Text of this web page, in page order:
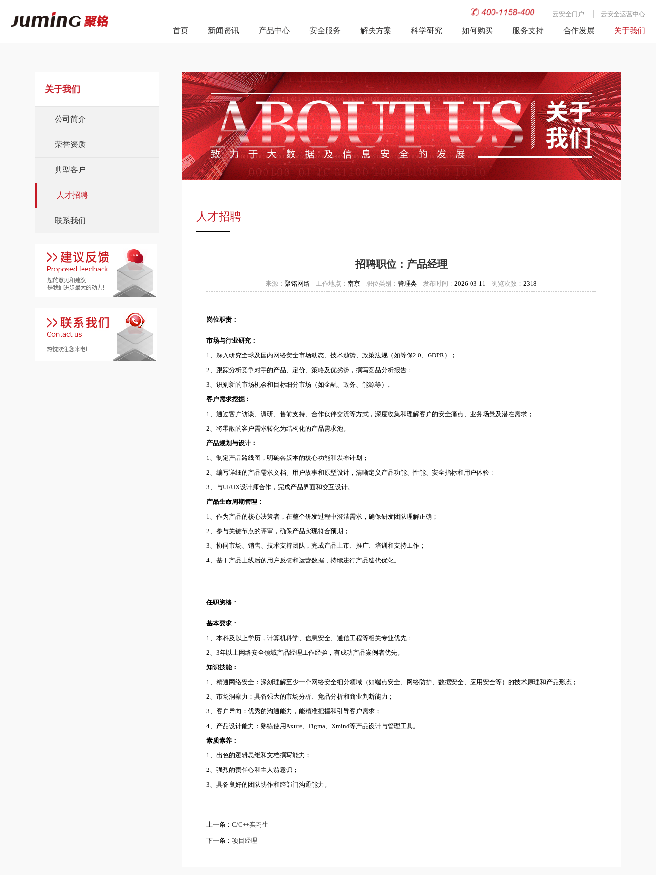
云安全门户 云安全运营中心
首页 新闻资讯 产品中心 安全服务 解决方案 科学研究 如何购买 服务支持 合作发展 关于我们
关于我们
公司简介
荣誉资质
典型客户
人才招聘
联系我们 人才招聘
招聘职位：产品经理
来源： 聚铭网络 工作地点： 南京 职位类别： 管理类 发布时间： 2026-03-11 浏览次数： 2318
岗位职责：
市场与行业研究：
1、深入研究全球及国内网络安全市场动态、技术趋势、政策法规（如等保2.0、GDPR）；
2、跟踪分析竞争对手的产品、定价、策略及优劣势，撰写竞品分析报告；
3、识别新的市场机会和目标细分市场（如金融、政务、能源等）。
客户需求挖掘：
1、通过客户访谈、调研、售前支持、合作伙伴交流等方式，深度收集和理解客户的安全痛点、业务场景及潜在需求；
2、将零散的客户需求转化为结构化的产品需求池。
产品规划与设计：
1、制定产品路线图，明确各版本的核心功能和发布计划；
2、编写详细的产品需求文档、用户故事和原型设计，清晰定义产品功能、性能、安全指标和用户体验；
3、与UI/UX设计师合作，完成产品界面和交互设计。
产品生命周期管理：
1、作为产品的核心决策者，在整个研发过程中澄清需求，确保研发团队理解正确；
2、参与关键节点的评审，确保产品实现符合预期；
3、协同市场、销售、技术支持团队，完成产品上市、推广、培训和支持工作；
4、基于产品上线后的用户反馈和运营数据，持续进行产品迭代优化。
任职资格：
基本要求：
1、本科及以上学历，计算机科学、信息安全、通信工程等相关专业优先；
2、3年以上网络安全领域产品经理工作经验，有成功产品案例者优先。
知识技能：
1、精通网络安全：深刻理解至少一个网络安全细分领域（如端点安全、网络防护、数据安全、应用安全等）的技术原理和产品形态；
2、市场洞察力：具备强大的市场分析、竞品分析和商业判断能力；
3、客户导向：优秀的沟通能力，能精准把握和引导客户需求；
4、产品设计能力：熟练使用Axure、Figma、Xmind等产品设计与管理工具。
素质素养：
1、出色的逻辑思维和文档撰写能力；
2、强烈的责任心和主人翁意识；
3、具备良好的团队协作和跨部门沟通能力。
上一条： C/C++实习生
下一条： 项目经理